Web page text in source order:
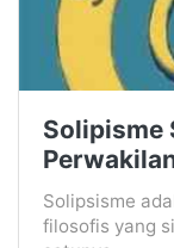
Solipisme
Solipsisme
filosofis yang